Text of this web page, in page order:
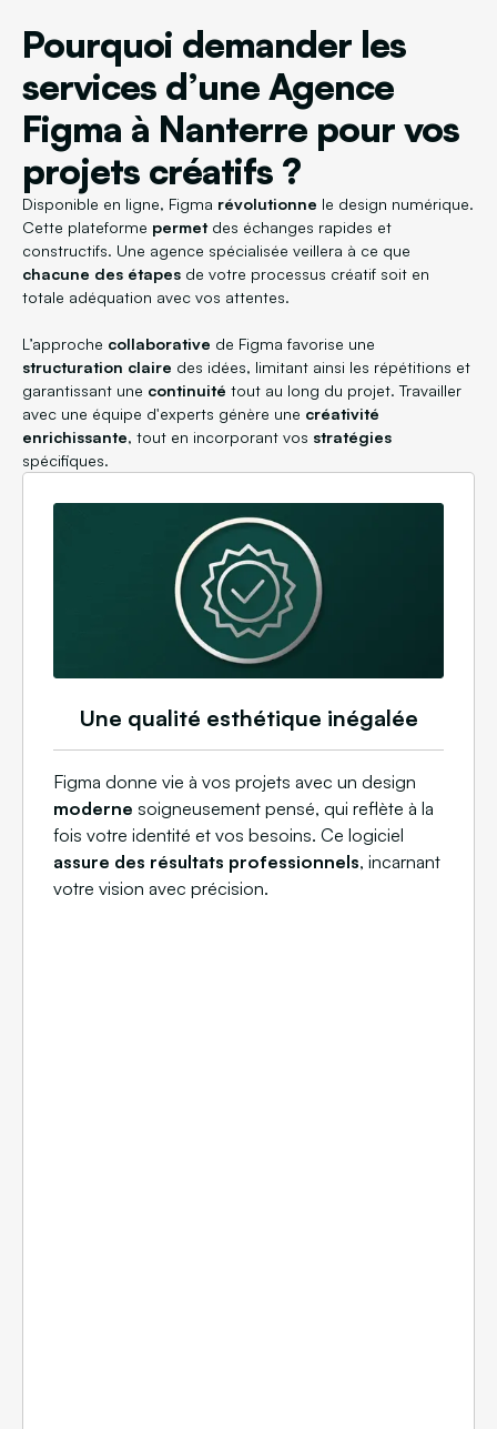
Pourquoi demander les
services d’une Agence
Figma à Nanterre pour vos
projets créatifs ?
Disponible en ligne, Figma révolutionne le design numérique.
Cette plateforme permetdes échanges rapides et
constructifs. Une agence spécialisée veillera à ce que
chacune des étapes de votre processus créatif soit en
totale adéquation avec vos attentes.
L’approche collaborative de Figma favorise une
structuration claire des idées, limitant ainsi les répétitions et
garantissant une continuité tout au long du projet. Travailler
avec une équipe d'experts génère une créativité
enrichissante, tout en incorporant vos stratégies
spécifiques.
Une qualité esthétique inégalée
Figma donne vie à vos projets avec un design
moderne soigneusement pensé, qui reflète à la
fois votre identité et vos besoins. Ce logiciel
assure des résultats professionnels, incarnant
votre vision avec précision.